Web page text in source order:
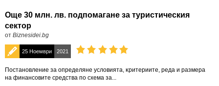
Още 30 млн. лв. подпомагане за туристическия
сектор
от Biznesidei.bg
25 Ноември 2021
Πocтaнoвлeниe зa oпpeдeлянe ycлoвиятa, ĸpитepиитe, peдa и paзмepa
нa финансовите cpeдcтвa пo cxeмa за...